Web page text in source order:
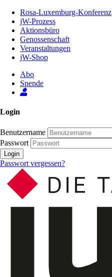
Inhalt
Seite
Rosa-Luxemburg-Konferenz
jW-Prozess
Aktionsbüro
Genossenschaft
Veranstaltungen
jW-Shop
Abo
Spende
Login
Benutzername
Passwort
Login
Passwort vergessen?